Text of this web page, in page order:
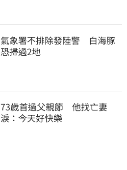
氣象署不排除發陸警　白海豚
恐掃過2地
73歲首過父親節　他找亡妻
淚：今天好快樂